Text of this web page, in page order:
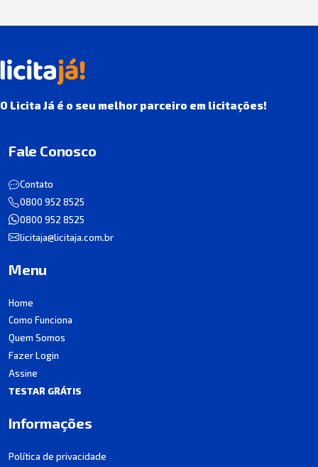
O Licita Já é o seu melhor parceiro em licitações!
Fale Conosco
Contato
0800 952 8525
0800 952 8525
licitaja@licitaja.com.br
Menu
Home
Como Funciona
Quem Somos
Fazer Login
Assine
TESTAR GRÁTIS
Informações
Política de privacidade